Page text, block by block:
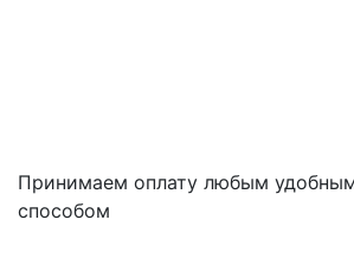
Принимаем оплату любым
способом